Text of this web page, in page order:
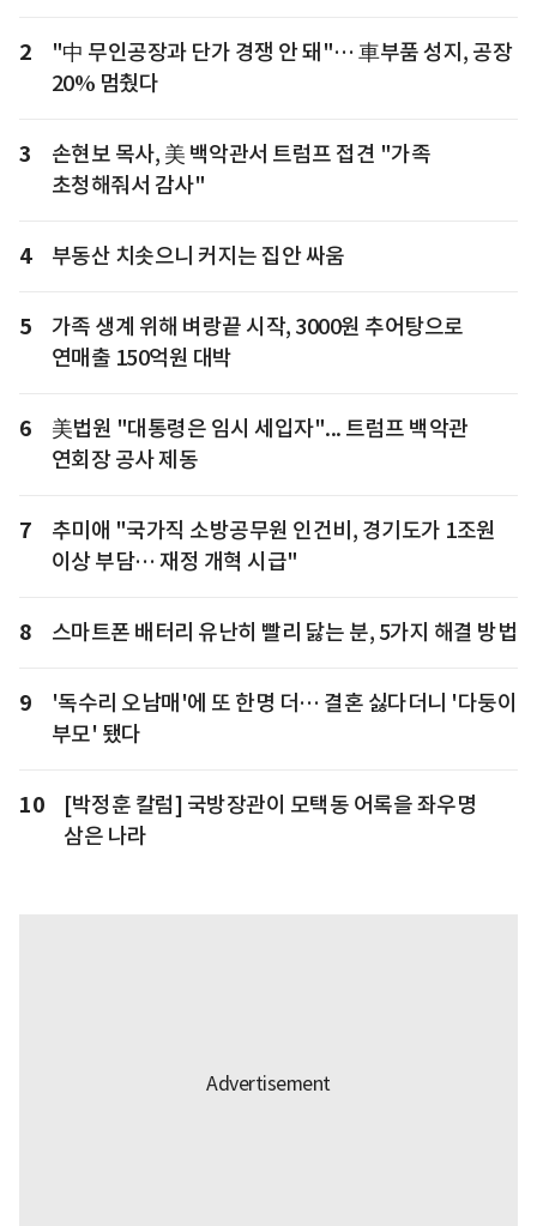
2
"中 무인공장과 단가 경쟁 안 돼"… 車부품 성지, 공장
20% 멈췄다
3
손현보 목사, 美 백악관서 트럼프 접견 "가족
초청해줘서 감사"
4 부동산 치솟으니 커지는 집안 싸움
5
가족 생계 위해 벼랑끝 시작, 3000원 추어탕으로
연매출 150억원 대박
6
美법원 "대통령은 임시 세입자"... 트럼프 백악관
연회장 공사 제동
7
추미애 "국가직 소방공무원 인건비, 경기도가 1조원
이상 부담… 재정 개혁 시급"
8 스마트폰 배터리 유난히 빨리 닳는 분, 5가지 해결 방법
9
'독수리 오남매'에 또 한명 더… 결혼 싫다더니 '다둥이
부모' 됐다
10
[박정훈 칼럼] 국방장관이 모택동 어록을 좌우명
삼은 나라